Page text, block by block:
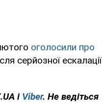
оголосили про
серйозної ескалації
і Viber. Не ведіться